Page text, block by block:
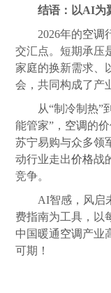
结语：以AI为
2026年的空调
交汇点。短期承压
家庭的换新需求、
会，共同构成了产
从“制冷制热”
能管家”， 空调的
苏宁易购与众多领
动行业走出价格战
竞争。
AI智感，风启
费指南为工具，以
中国暖通空调产业
可期！